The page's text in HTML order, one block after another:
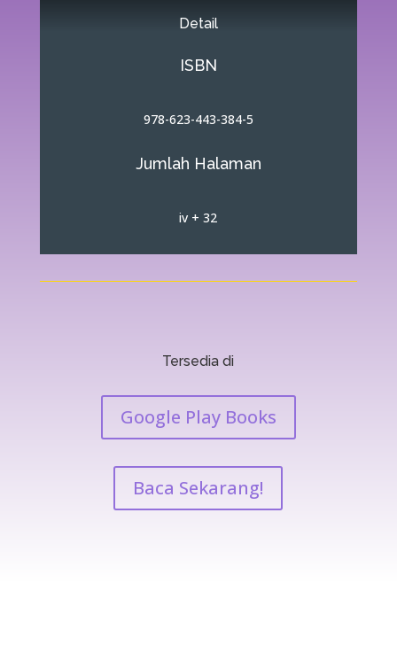
Detail
ISBN
978-623-443-384-5
Jumlah Halaman
iv + 32
Tersedia di
Google Play Books
Baca Sekarang!